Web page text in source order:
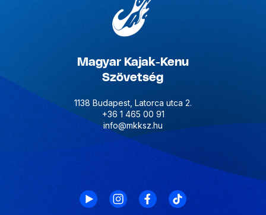
Magyar Kajak-Kenu
Szövetség
1138 Budapest, Latorca utca 2.
+36 1 465 00 91
info@mkksz.hu